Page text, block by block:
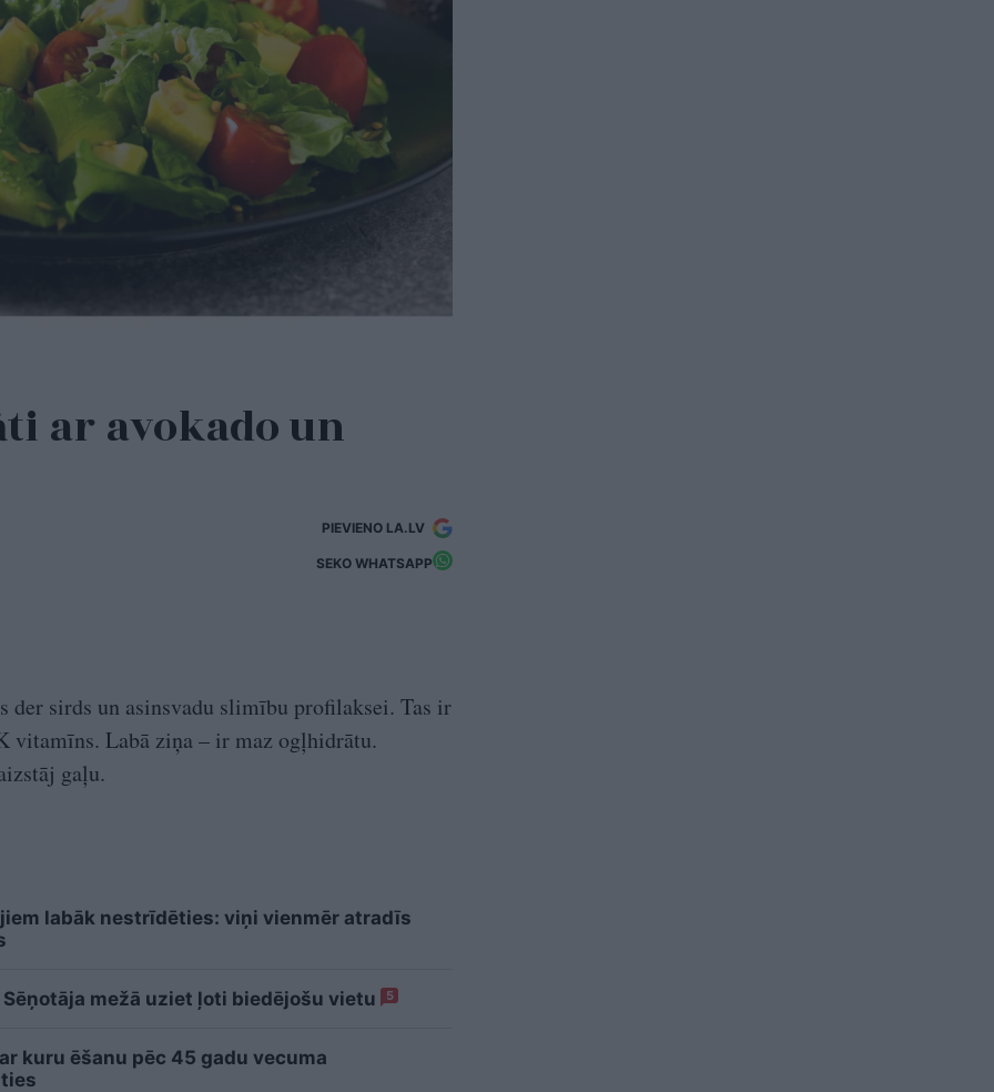
ar avokado un
PIEVIENO LA.LV
SEKO WHATSAPP
der sirds un asinsvadu slimību profilaksei. Tas ir
vitamīns. Labā ziņa – ir maz ogļhidrātu.
gaļu.
labāk nestrīdēties: viņi vienmēr atradīs
mežā uziet ļoti biedējošu vietu 5
kuru ēšanu pēc 45 gadu vecuma